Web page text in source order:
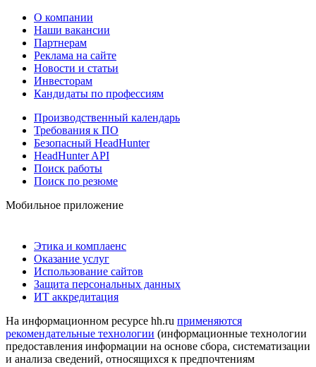
О компании
Наши вакансии
Партнерам
Реклама на сайте
Новости и статьи
Инвесторам
Кандидаты по профессиям
Производственный календарь
Требования к ПО
Безопасный HeadHunter
HeadHunter API
Поиск работы
Поиск по резюме
Мобильное приложение
Этика и комплаенс
Оказание услуг
Использование сайтов
Защита персональных данных
ИТ аккредитация
На информационном ресурсе hh.ru применяются
рекомендательные технологии (информационные технологии
предоставления информации на основе сбора, систематизации
и анализа сведений, относящихся к предпочтениям